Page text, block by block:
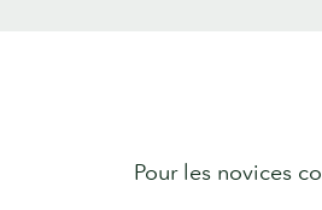
Pour les novices